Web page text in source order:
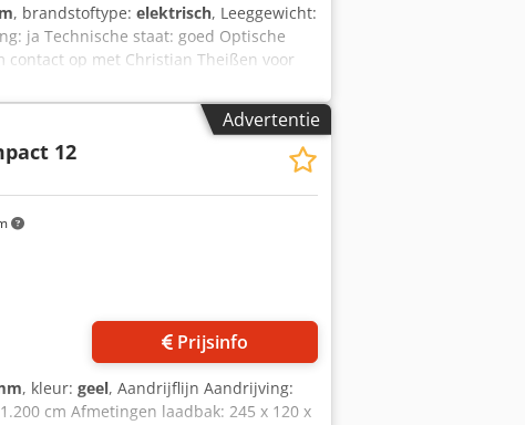
, brandstoftype: elektrisch, Leeggewicht:
ja Technische staat: goed Optische
contact op met Christian Theißen voor
2011 Producttype: Gebruikt Gegevens:
450 kg Laadvermogen bij uitschuiving:
3,23 m Totale afmetingen LxB:
in transportstand zonder leuning: 1,30
Accu Uitsluitend voor
witte banden, bevestigingspunten
ingebruikname 2011 / wordt geleverd
beschikbaar
Advertentie
12
Prijsinfo
, kleur: geel, Aandrijflijn Aandrijving:
cm Afmetingen laadbak: 245 x 120 x